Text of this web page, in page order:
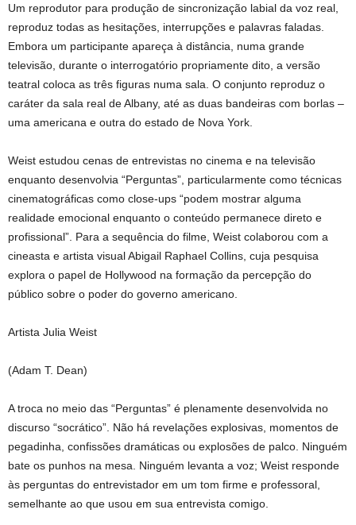
Um reprodutor para produção de sincronização labial da voz real,
reproduz todas as hesitações, interrupções e palavras faladas.
Embora um participante apareça à distância, numa grande
televisão, durante o interrogatório propriamente dito, a versão
teatral coloca as três figuras numa sala. O conjunto reproduz o
caráter da sala real de Albany, até as duas bandeiras com borlas –
uma americana e outra do estado de Nova York.
Weist estudou cenas de entrevistas no cinema e na televisão
enquanto desenvolvia “Perguntas”, particularmente como técnicas
cinematográficas como close-ups “podem mostrar alguma
realidade emocional enquanto o conteúdo permanece direto e
profissional”. Para a sequência do filme, Weist colaborou com a
cineasta e artista visual Abigail Raphael Collins, cuja pesquisa
explora o papel de Hollywood na formação da percepção do
público sobre o poder do governo americano.
Artista Julia Weist
(Adam T. Dean)
A troca no meio das “Perguntas” é plenamente desenvolvida no
discurso “socrático”. Não há revelações explosivas, momentos de
pegadinha, confissões dramáticas ou explosões de palco. Ninguém
bate os punhos na mesa. Ninguém levanta a voz; Weist responde
às perguntas do entrevistador em um tom firme e professoral,
semelhante ao que usou em sua entrevista comigo.